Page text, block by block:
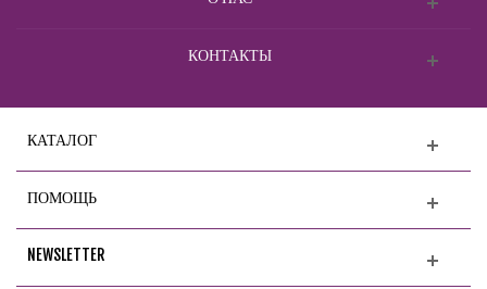
КОНТАКТЫ
КАТАЛОГ
ПОМОЩЬ
NEWSLETTER